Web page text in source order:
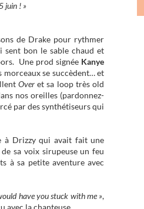
juin ! »
de Drake pour rythmer
bon le sable chaud et
Une prod signée Kanye
morceaux se succèdent… et
Overet sa loop très old
nos oreilles (pardonnez-
par des synthétiseurs qui
Drizzy qui avait fait une
sa voix sirupeuse un feu
à sa petite aventure avec
have you stuck with me »,
avec la chanteuse.